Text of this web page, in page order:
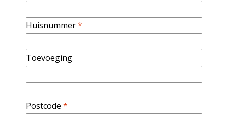
Huisnummer*
Toevoeging
Postcode *